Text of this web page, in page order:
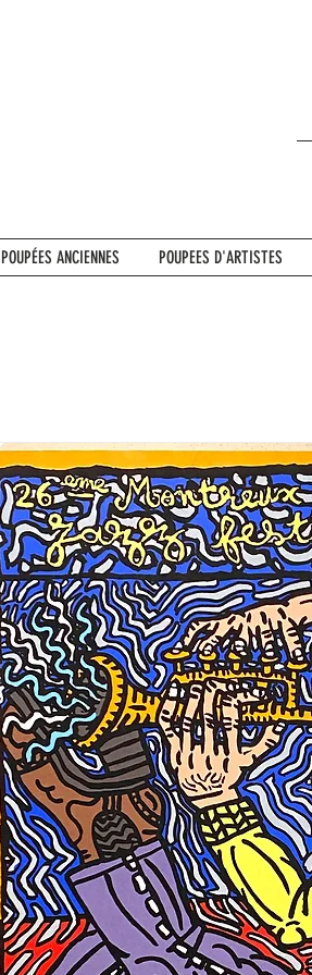
POUPÉES ANCIENNES POUPEES D'ARTISTES